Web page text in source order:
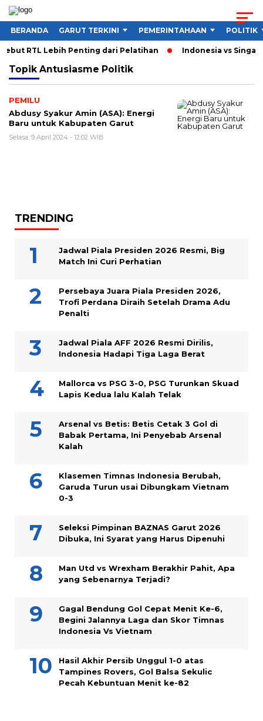
BERANDA GARUT TERKINI PEMERINTAHAAN POLITIK
RTL Lebih Penting dari Pelatihan Indonesia vs
Topik Antusiasme Politik
PEMILU
Abdusy Syakur Amin (ASA): Energi
Baru untuk Kabupaten Garut
Selasa, 9 April 2024 - 12:02 WIB
TRENDING
Jadwal Piala Presiden 2026 Resmi, Big
Match Ini Curi Perhatian
Persebaya Juara Piala Presiden 2026,
Trofi Perdana Diraih Setelah Drama Adu
Penalti
Jadwal Piala AFF 2026 Resmi Dirilis,
Indonesia Hadapi Tiga Laga Berat
Mallorca vs PSG 3-0, PSG Turunkan Skuad
Lapis Kedua lalu Kalah Telak
Arsenal vs Betis: Betis Cetak 3 Gol di
Babak Pertama, Ini Penyebab Arsenal
Kalah
Klasemen Timnas Indonesia Berubah,
Garuda Turun usai Dibungkam Vietnam
0-3
Seleksi Pimpinan BAZNAS Garut 2026
Dibuka, Ini Syarat yang Harus Dipenuhi
Man Utd vs Wrexham Berakhir Pahit, Apa
yang Sebenarnya Terjadi?
Gagal Bendung Gol Cepat Menit Ke-6,
Begini Jalannya Laga dan Skor Timnas
Indonesia Vs Vietnam
Hasil Akhir Persib Unggul 1-0 atas
Tampines Rovers, Gol Balsa Sekulic
Pecah Kebuntuan Menit ke-82